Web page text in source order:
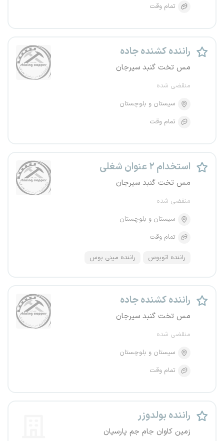
تمام وقت
راننده کشنده جاده
مس تخت گنبد سیرجان
منقضی شده
سیستان و بلوچستان
تمام وقت
استخدام ۲ عنوان شغلی
مس تخت گنبد سیرجان
منقضی شده
سیستان و بلوچستان
تمام وقت
راننده اتوبوس راننده مینی بوس
راننده کشنده جاده
مس تخت گنبد سیرجان
منقضی شده
سیستان و بلوچستان
تمام وقت
راننده بولدوزر
زمین کاوان جام جم پارسیان